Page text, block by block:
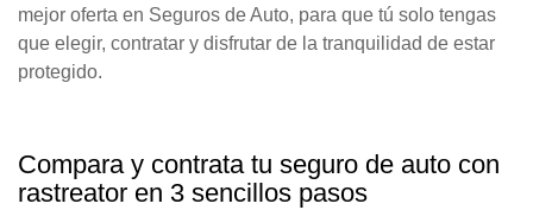
mejor oferta en Seguros de Auto, para que tú solo tengas
que elegir, contratar y disfrutar de la tranquilidad de estar
protegido.
Compara y contrata tu seguro de auto con
rastreator en 3 sencillos pasos